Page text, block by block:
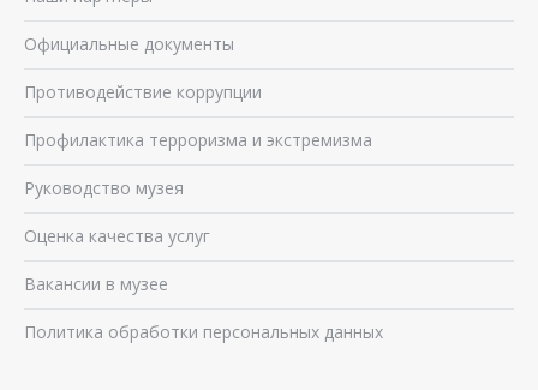
Официальные документы
Противодействие коррупции
Профилактика терроризма и экстремизма
Руководство музея
Оценка качества услуг
Вакансии в музее
Политика обработки персональных данных